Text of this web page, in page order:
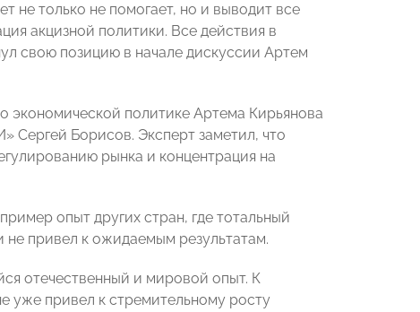
не только не помогает, но и выводит все
акцизной политики. Все действия в
свою позицию в начале дискуссии Артем
экономической политике Артема Кирьянова
Борисов. Эксперт заметил, что
рынка и концентрация на
опыт других стран, где тотальный
не привел к ожидаемым результатам.
отечественный и мировой опыт. К
уже привел к стремительному росту